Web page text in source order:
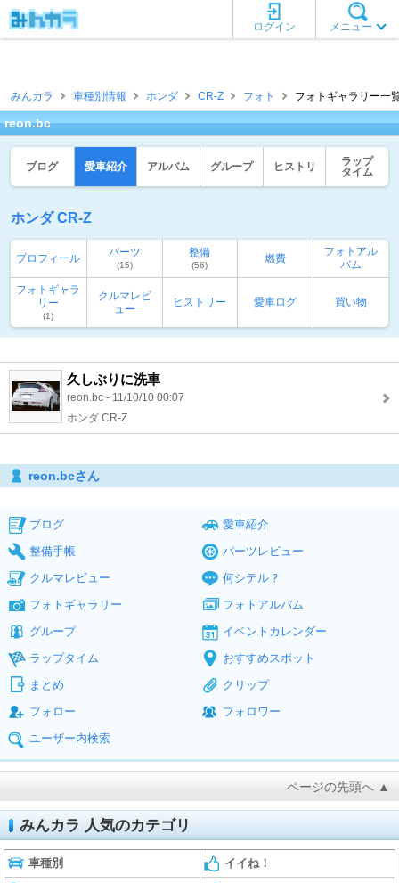
メニュー
ログイン
みんカラ 車種別情報 ホンダ CR-Z フォト フォトギャラリー一
reon.bc
ブログ 愛車紹介 アルバム グループ ヒストリ
ラップ
タイム
ホンダ CR-Z
プロフィール パーツ
(15)
整備
(56)
燃費
フォトアル
バム
フォトギャラ
リー
(1)
クルマレビ
ュー
ヒストリー 愛車ログ 買い物
久しぶりに洗車
reon.bc - 11/10/10 00:07
ホンダ CR-Z
reon.bcさん
ブログ
愛車紹介
整備手帳
パーツレビュー
クルマレビュー
何シテル？
フォトギャラリー
フォトアルバム
グループ
イベントカレンダー
ラップタイム
おすすめスポット
まとめ
クリップ
フォロー
フォロワー
ユーザー内検索
ページの先頭へ ▲
みんカラ 人気のカテゴリ
車種別 イイね！